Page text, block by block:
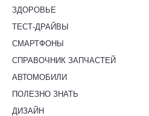
ЗДОРОВЬЕ
ТЕСТ-ДРАЙВЫ
СМАРТФОНЫ
СПРАВОЧНИК ЗАПЧАСТЕЙ
АВТОМОБИЛИ
ПОЛЕЗНО ЗНАТЬ
ДИЗАЙН